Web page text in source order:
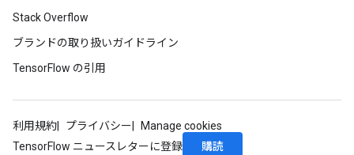
Stack Overflow
ブランドの取り扱いガイドライン
TensorFlow の引用
利用規約 プライバシー
Manage cookies
TensorFlow ニュースレターに登録
購読